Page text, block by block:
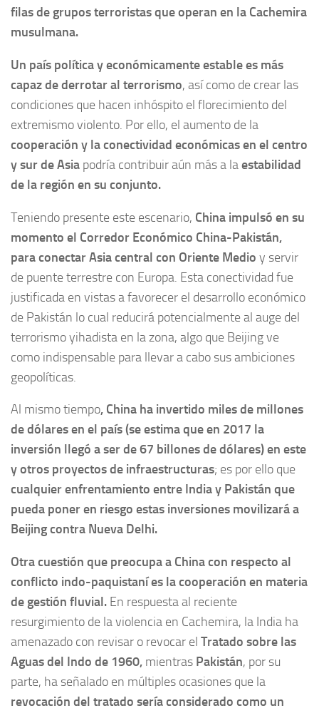
filas de grupos terroristas que operan en la Cachemira
musulmana.
Un país política y económicamente estable es más
capaz de derrotar al terrorismo, así como de crear las
condiciones que hacen inhóspito el florecimiento del
extremismo violento. Por ello, el aumento de la
cooperación y la conectividad económicas en el centro
y sur de Asia podría contribuir aún más a laestabilidad
de la región en su conjunto.
Teniendo presente este escenario, China impulsó en su
momento el Corredor Económico China-Pakistán,
para conectar Asia central con Oriente Medio y servir
de puente terrestre con Europa. Esta conectividad fue
justificada en vistas a favorecer el desarrollo económico
de Pakistán lo cual reducirá potencialmente al auge del
terrorismo yihadista en la zona, algo que Beijing ve
como indispensable para llevar a cabo sus ambiciones
geopolíticas.
Al mismo tiempo, China ha invertido miles de millones
de dólares en el país (se estima que en 2017 la
inversión llegó a ser de 67 billones de dólares) en este
y otros proyectos de infraestructuras; es por ello que
cualquier enfrentamiento entre India y Pakistán que
pueda poner en riesgo estas inversiones movilizará a
Beijing contra Nueva Delhi.
Otra cuestión que preocupa a China con respecto al
conflicto indo-paquistaní es la cooperación en materia
de gestión fluvial. En respuesta al reciente
resurgimiento de la violencia en Cachemira, la India ha
amenazado con revisar o revocar el Tratado sobre las
Aguas del Indo de 1960, mientras Pakistán, por su
parte, ha señalado en múltiples ocasiones que la
revocación del tratado sería considerado como un